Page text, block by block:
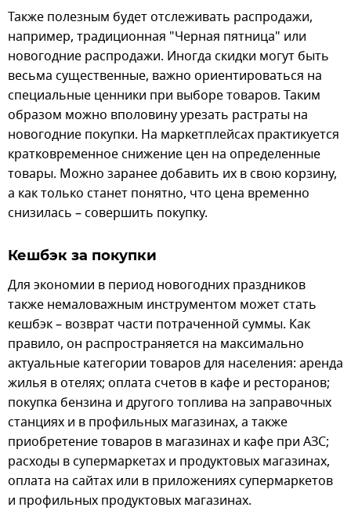
Также полезным будет отслеживать распродажи,
например, традиционная "Черная пятница" или
новогодние распродажи. Иногда скидки могут быть
весьма существенные, важно ориентироваться на
специальные ценники при выборе товаров. Таким
образом можно вполовину урезать растраты на
новогодние покупки. На маркетплейсах практикуется
кратковременное снижение цен на определенные
товары. Можно заранее добавить их в свою корзину,
а как только станет понятно, что цена временно
снизилась – совершить покупку.
Кешбэк за покупки
Для экономии в период новогодних праздников
также немаловажным инструментом может стать
кешбэк – возврат части потраченной суммы. Как
правило, он распространяется на максимально
актуальные категории товаров для населения: аренда
жилья в отелях; оплата счетов в кафе и ресторанов;
покупка бензина и другого топлива на заправочных
станциях и в профильных магазинах, а также
приобретение товаров в магазинах и кафе при АЗС;
расходы в супермаркетах и продуктовых магазинах,
оплата на сайтах или в приложениях супермаркетов
и профильных продуктовых магазинах.